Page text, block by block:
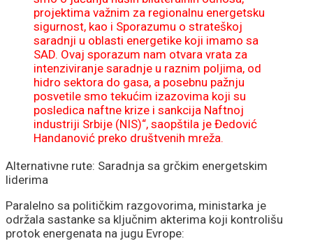
projektima važnim za regionalnu energetsku
sigurnost, kao i Sporazumu o strateškoj
saradnji u oblasti energetike koji imamo sa
SAD. Ovaj sporazum nam otvara vrata za
intenziviranje saradnje u raznim poljima, od
hidro sektora do gasa, a posebnu pažnju
posvetile smo tekućim izazovima koji su
posledica naftne krize i sankcija Naftnoj
industriji Srbije (NIS)“, saopštila je Đedović
Handanović preko društvenih mreža.
Alternativne rute: Saradnja sa grčkim energetskim
liderima
Paralelno sa političkim razgovorima, ministarka je
održala sastanke sa ključnim akterima koji kontrolišu
protok energenata na jugu Evrope: